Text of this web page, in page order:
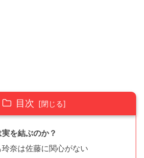
目次
を結ぶのか？
奈は佐藤に関心がない